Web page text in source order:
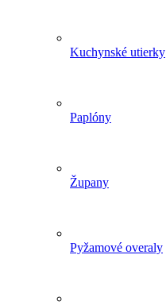
Kuchynské utierky
Paplóny
Župany
Pyžamové overaly